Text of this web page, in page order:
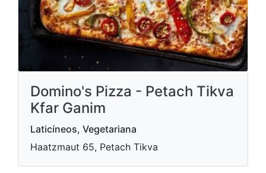
Domino's Pizza - Petach Tikva
Kfar Ganim
Laticíneos, Vegetariana
Haatzmaut 65, Petach Tikva